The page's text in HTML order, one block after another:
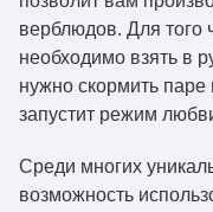
верблюдов. Для того
необходимо взять в
нужно скормить
запустит режим
Среди многих
возможность